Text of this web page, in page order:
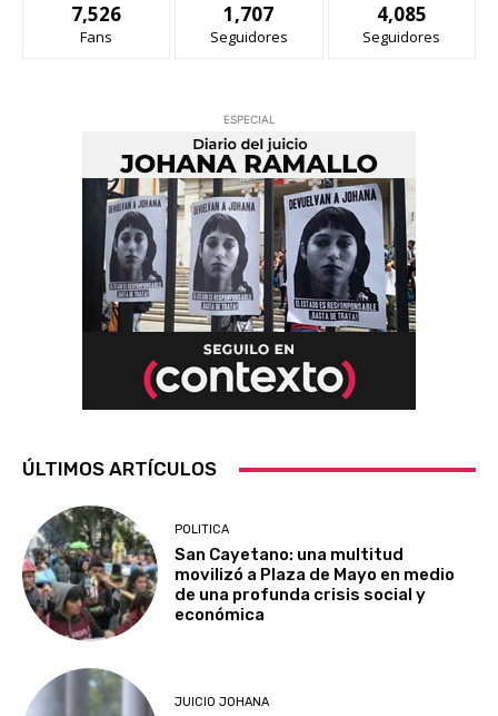
7,526
Fans
1,707
Seguidores
4,085
Seguidores
ESPECIAL
ÚLTIMOS ARTÍCULOS
POLITICA
San Cayetano: una multitud
movilizó a Plaza de Mayo en medio
de una profunda crisis social y
económica
JUICIO JOHANA